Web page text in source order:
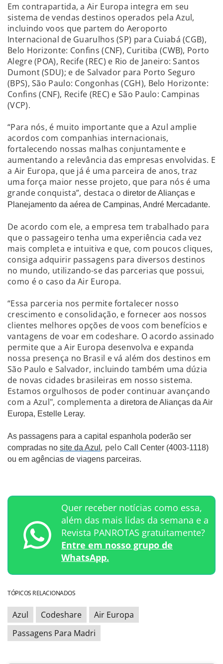
Em contrapartida, a Air Europa integra em seu
sistema de vendas destinos operados pela Azul,
incluindo voos que partem do Aeroporto
Internacional de Guarulhos (SP) para Cuiabá (CGB),
Belo Horizonte: Confins (CNF), Curitiba (CWB), Porto
Alegre (POA), Recife (REC) e Rio de Janeiro: Santos
Dumont (SDU); e de Salvador para Porto Seguro
(BPS), São Paulo: Congonhas (CGH), Belo Horizonte:
Confins (CNF), Recife (REC) e São Paulo: Campinas
(VCP).
“Para nós, é muito importante que a Azul amplie
acordos com companhias internacionais,
fortalecendo nossas malhas conjuntamente e
aumentando a relevância das empresas envolvidas. E
a Air Europa, que já é uma parceira de anos, traz
uma força maior nesse projeto, que para nós é uma
grande conquista”, destaca o diretor de Alianças e
Planejamento da aérea de Campinas, André Mercadante.
De acordo com ele, a empresa tem trabalhado para
que o passageiro tenha uma experiência cada vez
mais completa e intuitiva e que, com poucos cliques,
consiga adquirir passagens para diversos destinos
no mundo, utilizando-se das parcerias que possui,
como é o caso da Air Europa.
“Essa parceria nos permite fortalecer nosso
crescimento e consolidação, e fornecer aos nossos
clientes melhores opções de voos com benefícios e
vantagens de voar em codeshare. O acordo assinado
permite que a Air Europa desenvolva e expanda
nossa presença no Brasil e vá além dos destinos em
São Paulo e Salvador, incluindo também uma dúzia
de novas cidades brasileiras em nosso sistema.
Estamos orgulhosos de poder continuar avançando
com a Azul", complementa adiretora de Alianças da Air
Europa, Estelle Leray.
As passagens para a capital espanhola poderão ser
compradas no site da Azul , peloCall Center (4003-1118)
ou em agências de viagens parceiras.
Quer receber notícias como essa,
além das mais lidas da semana e a
Revista PANROTAS gratuitamente?
Entre em nosso grupo de
WhatsApp.
TÓPICOS RELACIONADOS
Azul Codeshare
Air Europa
Passagens Para Madri